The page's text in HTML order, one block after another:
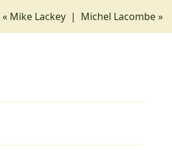
« Mike Lackey | Michel Lacombe »